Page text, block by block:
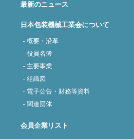
最新のニュース
日本包装機械工業会について
- 概要・沿革
- 役員名簿
- 主要事業
- 組織図
- 電子公告・財務等資料
- 関連団体
会員企業リスト